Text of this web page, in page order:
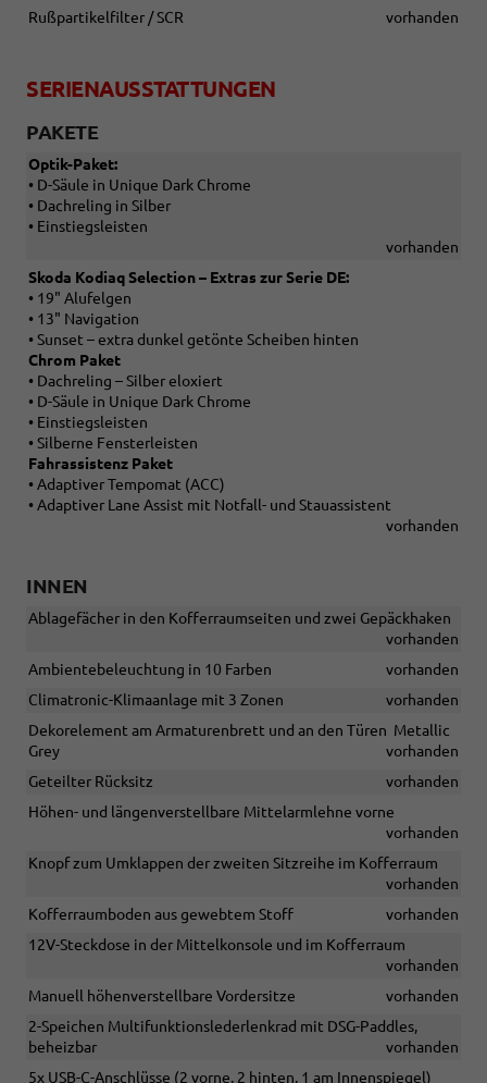
Rußpartikelfilter / SCR
vorhanden
SERIENAUSSTATTUNGEN
PAKETE
Optik-Paket:
• D-Säule in Unique Dark Chrome
• Dachreling in Silber
• Einstiegsleisten
vorhanden
Skoda Kodiaq Selection – Extras zur Serie DE:
• 19" Alufelgen
• 13" Navigation
• Sunset – extra dunkel getönte Scheiben hinten
Chrom Paket
• Dachreling – Silber eloxiert
• D-Säule in Unique Dark Chrome
• Einstiegsleisten
• Silberne Fensterleisten
Fahrassistenz Paket
• Adaptiver Tempomat (ACC)
• Adaptiver Lane Assist mit Notfall- und Stauassistent
vorhanden
INNEN
Ablagefächer in den Kofferraumseiten und zwei Gepäckhaken
vorhanden
Ambientebeleuchtung in 10 Farben
vorhanden
Climatronic-Klimaanlage mit 3 Zonen
vorhanden
Dekorelement am Armaturenbrett und an den Türen  Metallic
Grey
vorhanden
Geteilter Rücksitz
vorhanden
Höhen- und längenverstellbare Mittelarmlehne vorne
vorhanden
Knopf zum Umklappen der zweiten Sitzreihe im Kofferraum
vorhanden
Kofferraumboden aus gewebtem Stoff
vorhanden
12V-Steckdose in der Mittelkonsole und im Kofferraum
vorhanden
Manuell höhenverstellbare Vordersitze
vorhanden
2-Speichen Multifunktionslederlenkrad mit DSG-Paddles,
beheizbar
vorhanden
5x USB-C-Anschlüsse (2 vorne, 2 hinten, 1 am Innenspiegel)